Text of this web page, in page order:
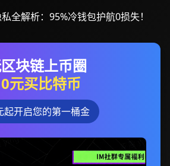
全解析：95%冷钱包护航0损失！
块链上币圈
元买比特币
起开启您的第一桶金